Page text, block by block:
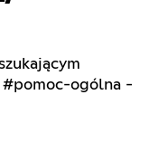
ogólna -